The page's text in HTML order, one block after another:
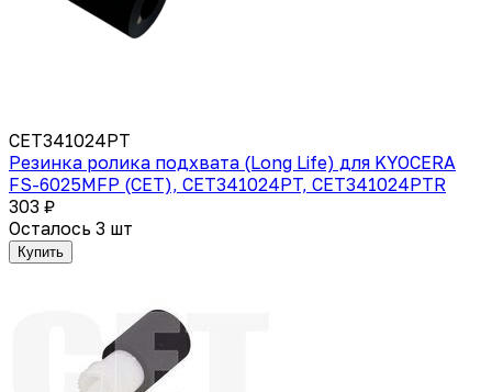
CET341024PT
Резинка ролика подхвата (Long Life) для KYOCERA
FS-6025MFP (CET), CET341024PT, CET341024PTR
303 ₽
Осталось 3 шт
Купить